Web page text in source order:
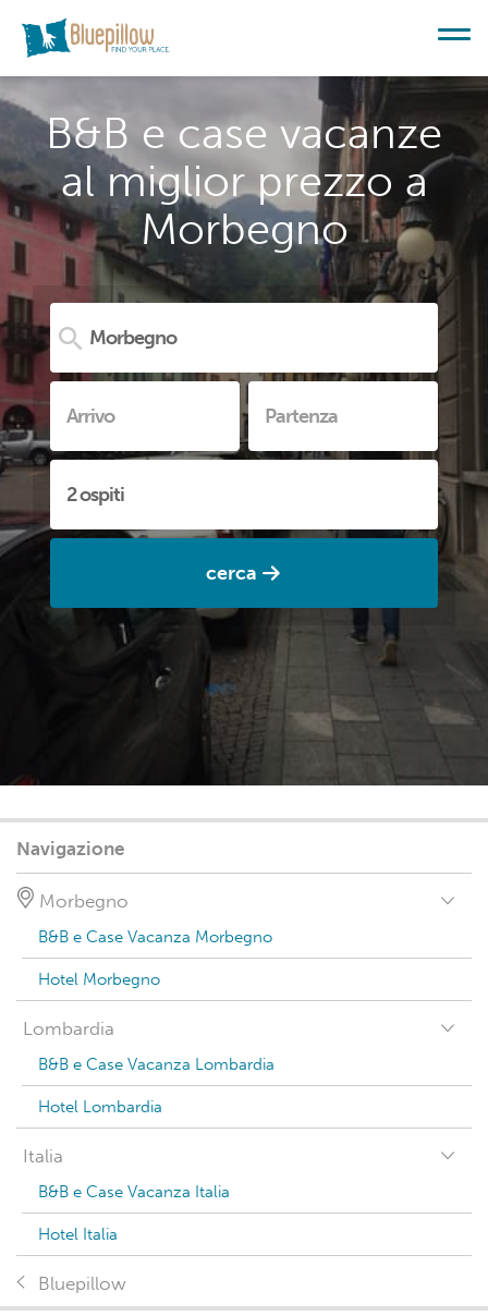
B&B e case vacanze
al miglior prezzo a
Morbegno
cerca
Navigazione
Morbegno
B&B e Case Vacanza Morbegno
Hotel Morbegno
Lombardia
B&B e Case Vacanza Lombardia
Hotel Lombardia
Italia
B&B e Case Vacanza Italia
Hotel Italia
Bluepillow